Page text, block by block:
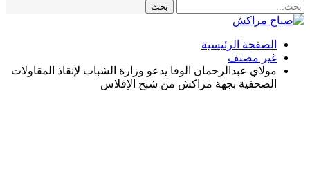
الصفحة الرئيسية
غير مصنف
مولاي عبدالرحمان الوفا يدعو وزارة الشباب لإنقاذ المقاولات
الصحفية بجهة مراكش من شبح الإفلاس